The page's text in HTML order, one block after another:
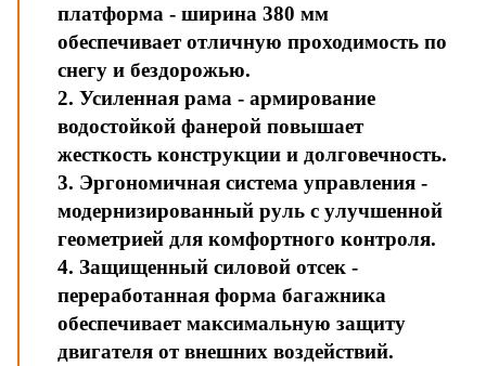
платформа - ширина 380 мм
обеспечивает отличную проходимость по
снегу и бездорожью.
2. Усиленная рама - армирование
водостойкой фанерой повышает
жесткость конструкции и долговечность.
3. Эргономичная система управления -
модернизированный руль с улучшенной
геометрией для комфортного контроля.
4. Защищенный силовой отсек -
переработанная форма багажника
обеспечивает максимальную защиту
двигателя от внешних воздействий.